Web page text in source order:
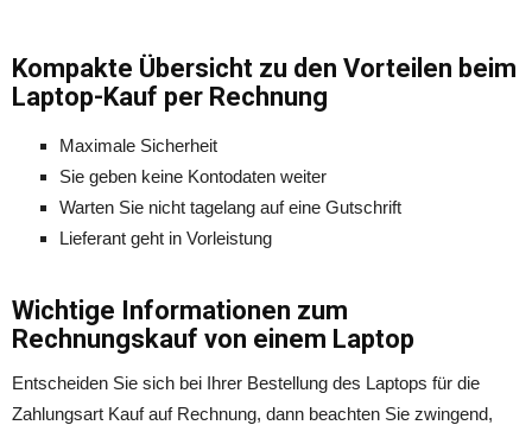
Kompakte Übersicht zu den Vorteilen beim
Laptop-Kauf per Rechnung
Maximale Sicherheit
Sie geben keine Kontodaten weiter
Warten Sie nicht tagelang auf eine Gutschrift
Lieferant geht in Vorleistung
Wichtige Informationen zum
Rechnungskauf von einem Laptop
Entscheiden Sie sich bei Ihrer Bestellung des Laptops für die
Zahlungsart Kauf auf Rechnung, dann beachten Sie zwingend,